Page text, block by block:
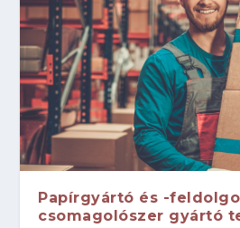
Papírgyártó és -
csomagolószer gyártó